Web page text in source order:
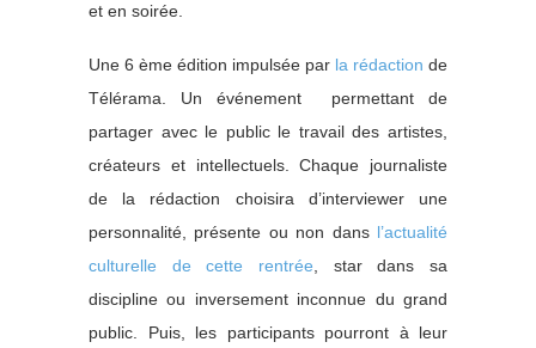
et en soirée.
Une 6 ème édition impulsée par la rédaction de
Télérama. Un événement permettant de
partager avec le public le travail des artistes,
créateurs et intellectuels. Chaque journaliste
de la rédaction choisira d’interviewer une
personnalité, présente ou non dans l’actualité
culturelle de cette rentrée , star dans sa
discipline ou inversement inconnue du grand
public. Puis, les participants pourront à leur